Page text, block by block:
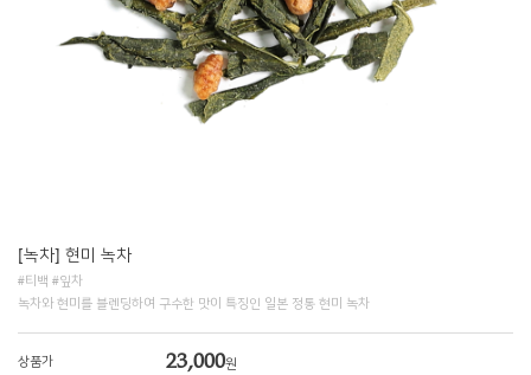
[녹차] 현미 녹차
#티백 #잎차
녹차와 현미를 블렌딩하여 구수한 맛이 특징인 일본 정통 현미 녹차
상품가 23,000원